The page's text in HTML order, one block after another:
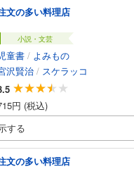
文の多い料理店
小説・文芸
童書 / よみもの
沢賢治 / スケラッコ
円 (税込)
する
文の多い料理店